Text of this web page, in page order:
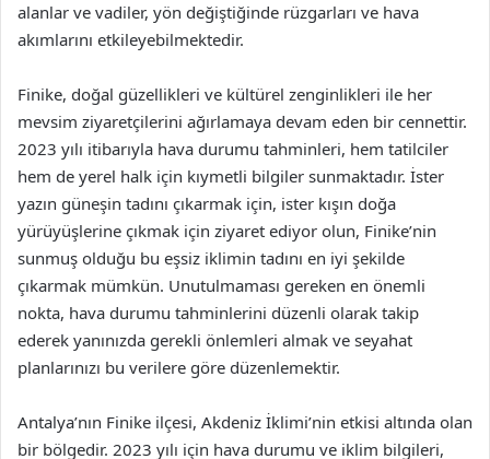
alanlar ve vadiler, yön değiştiğinde rüzgarları ve hava
akımlarını etkileyebilmektedir.
Finike, doğal güzellikleri ve kültürel zenginlikleri ile her
mevsim ziyaretçilerini ağırlamaya devam eden bir cennettir.
2023 yılı itibarıyla hava durumu tahminleri, hem tatilciler
hem de yerel halk için kıymetli bilgiler sunmaktadır. İster
yazın güneşin tadını çıkarmak için, ister kışın doğa
yürüyüşlerine çıkmak için ziyaret ediyor olun, Finike’nin
sunmuş olduğu bu eşsiz iklimin tadını en iyi şekilde
çıkarmak mümkün. Unutulmaması gereken en önemli
nokta, hava durumu tahminlerini düzenli olarak takip
ederek yanınızda gerekli önlemleri almak ve seyahat
planlarınızı bu verilere göre düzenlemektir.
Antalya’nın Finike ilçesi, Akdeniz İklimi’nin etkisi altında olan
bir bölgedir. 2023 yılı için hava durumu ve iklim bilgileri,